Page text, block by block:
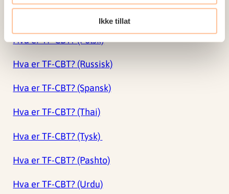
Ikke tillat
Hva er TF-CBT? (Fillipinsk)
Hva er TF-CBT? (Polsk)
Hva er TF-CBT? (Russisk)
Hva er TF-CBT? (Spansk)
Hva er TF-CBT? (Thai)
Hva er TF-CBT? (Tysk)
Hva er TF-CBT? (Pashto)
Hva er TF-CBT? (Urdu)